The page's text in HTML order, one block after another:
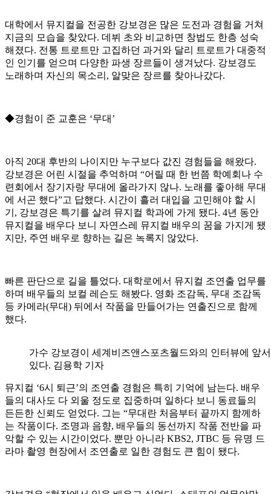
대학에서 뮤지컬을 전공한 강보경은 많은 도전과 경험을 거쳐
지금의 모습을 찾았다. 데뷔 초와 비교하면 창법도 한층 성숙
해졌다. 전통 트로트만 고집하던 과거와 달리 트로트가 대중적
인 인기를 얻으며 다양한 파생 장르들이 생겨났다. 강보경도
노래하며 자신의 목소리, 알맞은 장르를 찾아나갔다.
◆경험이 준 교훈은 ‘무대’
아직 20대 후반의 나이지만 누구보다 값진 경험들을 해왔다.
강보경은 어린 시절을 추억하며 “어릴 때 한 번쯤 학예회나 수
련회에서 장기자랑 무대에 올라가지 않나. 노래를 좋아해 무대
에 서곤 했다”고 답했다. 시간이 흘러 대입을 고민해야 할 시
기, 강보경은 특기를 살려 뮤지컬 학과에 가게 됐다. 4년 동안
뮤지컬을 배우다 보니 자연스레 뮤지컬 배우의 꿈을 가지게 됐
지만, 주연 배우로 향하는 길은 녹록지 않았다.
빠른 판단으로 길을 틀었다. 대학로에서 뮤지컬 조연출 업무를
하며 배우들의 보컬 레슨도 해봤다. 영화 조감독, 무대 조감독
등 카메라(무대) 뒤에서 작품을 만들어가는 연출진으로 함께
했다.
가수 강보경이 세계비즈앤스포츠월드와의 인터뷰에 앞
있다. 김용학 기자
뮤지컬 ‘6시 퇴근’의 조연출 경험은 특히 기억에 남는다. 배우
들의 대사도 다 외울 정도로 집중하며 일하다 보니 동료들의
든든한 신뢰도 얻었다. 그는 “무대란 처음부터 끝까지 함께하
는 작품이다. 조명과 음향, 배우들의 동선까지 작품 전반을 파
악할 수 있는 시간이었다. 뿐만 아니라 KBS2, JTBC 등 유명 드
라마 촬영 현장에서 조연출로 일한 경험도 큰 힘이 됐다.